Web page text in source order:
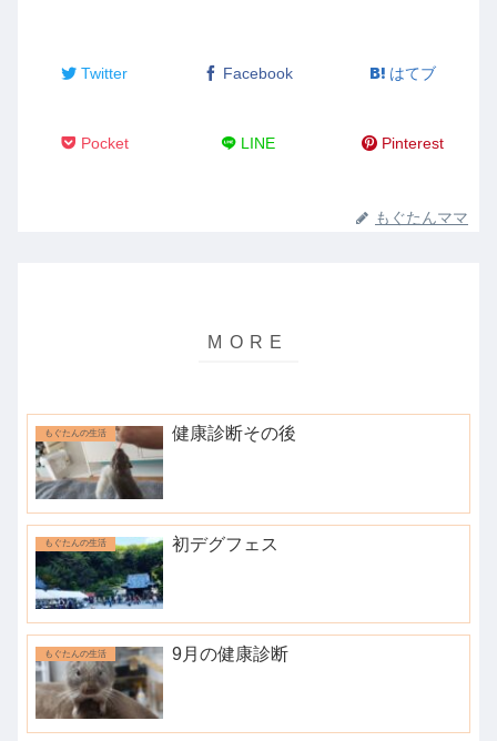
Twitter Facebook はてブ
Pocket LINE Pinterest
もぐたんママ
もぐたんの生活 健康診断その後
もぐたんの生活 初デグフェス
もぐたんの生活 9月の健康診断